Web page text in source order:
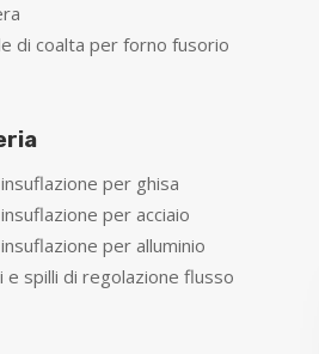
di coalta per forno fusorio
per ghisa
per acciaio
per alluminio
e spilli di regolazione flusso